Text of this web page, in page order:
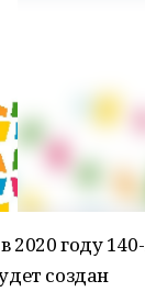
2020 году
создан